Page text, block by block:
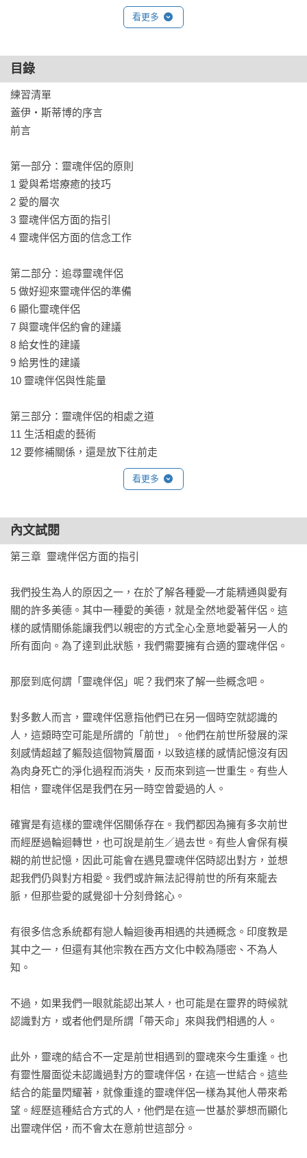
看更多
目錄
練習清單
蓋伊‧斯蒂博的序言
前言
第一部分：靈魂伴侶的原則
1 愛與希塔療癒的技巧
2 愛的層次
3 靈魂伴侶方面的指引
4 靈魂伴侶方面的信念工作
第二部分：追尋靈魂伴侶
5 做好迎來靈魂伴侶的準備
6 顯化靈魂伴侶
7 與靈魂伴侶約會的建議
8 給女性的建議
9 給男性的建議
10 靈魂伴侶與性能量
第三部分：靈魂伴侶的相處之道
11 生活相處的藝術
12 要修補關係，還是放下往前走
看更多
內文試閱
第三章  靈魂伴侶方面的指引
我們投生為人的原因之一，在於了解各種愛—才能精通與愛有
關的許多美德。其中一種愛的美德，就是全然地愛著伴侶。這
樣的感情關係能讓我們以親密的方式全心全意地愛著另一人的
所有面向。為了達到此狀態，我們需要擁有合適的靈魂伴侶。
那麼到底何謂「靈魂伴侶」呢？我們來了解一些概念吧。
對多數人而言，靈魂伴侶意指他們已在另一個時空就認識的
人，這類時空可能是所謂的「前世」。他們在前世所發展的深
刻感情超越了軀殼這個物質層面，以致這樣的感情記憶沒有因
為肉身死亡的淨化過程而消失，反而來到這一世重生。有些人
相信，靈魂伴侶是我們在另一時空曾愛過的人。
確實是有這樣的靈魂伴侶關係存在。我們都因為擁有多次前世
而經歷過輪迴轉世，也可說是前生／過去世。有些人會保有模
糊的前世記憶，因此可能會在遇見靈魂伴侶時認出對方，並想
起我們仍與對方相愛。我們或許無法記得前世的所有來龍去
脈，但那些愛的感覺卻十分刻骨銘心。
有很多信念系統都有戀人輪迴後再相遇的共通概念。印度教是
其中之一，但還有其他宗教在西方文化中較為隱密、不為人
知。
不過，如果我們一眼就能認出某人，也可能是在靈界的時候就
認識對方，或者他們是所謂「帶天命」來與我們相遇的人。
此外，靈魂的結合不一定是前世相遇到的靈魂來今生重逢。也
有靈性層面從未認識過對方的靈魂伴侶，在這一世結合。這些
結合的能量閃耀著，就像重逢的靈魂伴侶一樣為其他人帶來希
望。經歷這種結合方式的人，他們是在這一世基於夢想而顯化
出靈魂伴侶，而不會太在意前世這部分。